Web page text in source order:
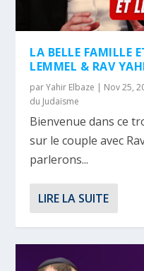
LA BELLE FAMILLE
LEMMEL & RAV
parYahir Elbaze | Nov 25,
du Judaïsme
Bienvenue dans ce
sur le couple avec
parlerons...
LIRE LA SUITE